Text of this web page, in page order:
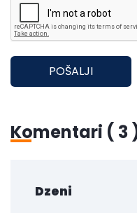
POŠALJI
Komentari ( 3
Dzeni